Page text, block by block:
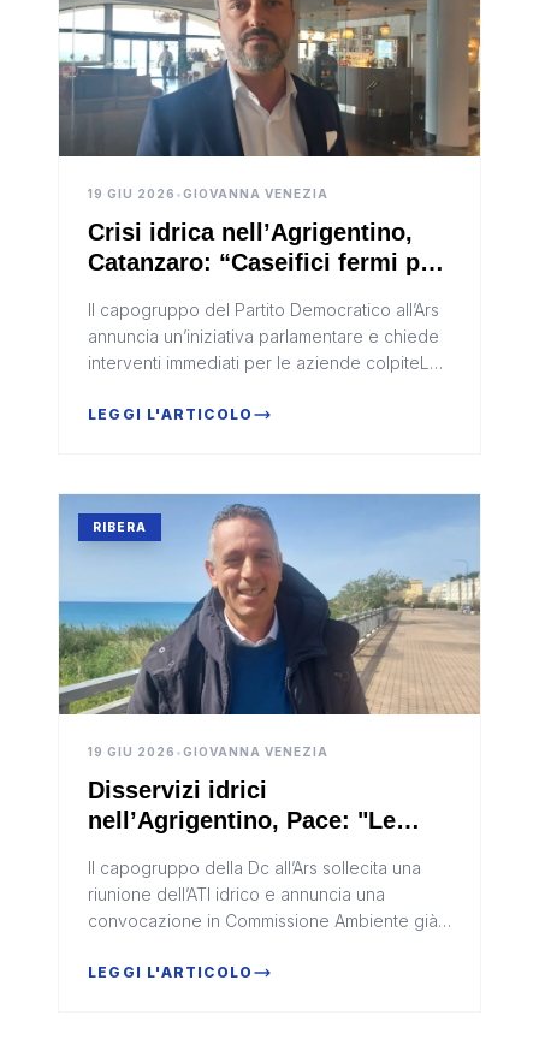
19 GIU 2026 •GIOVANNA VENEZIA
Crisi idrica nell’Agrigentino,
Catanzaro: “Caseifici fermi per
un’interrogazione urgente”
Il capogruppo del Partito Democratico all’Ars
annuncia un’iniziativa parlamentare e chiede
interventi immediati per le aziende colpiteLa
pesanti nel territ...
LEGGI L'ARTICOLO
RIBERA
19 GIU 2026 •GIOVANNA VENEZIA
Disservizi idrici
nell’Agrigentino, Pace: "Le
esprimono il disagio di tante
famiglie"
Il capogruppo della Dc all’Ars sollecita una
riunione dell’ATI idrico e annuncia una
convocazione in Commissione Ambiente già
idrici in provincia di Agrige...
LEGGI L'ARTICOLO